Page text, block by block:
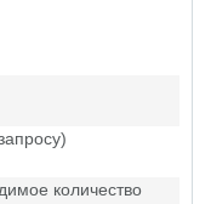
количество